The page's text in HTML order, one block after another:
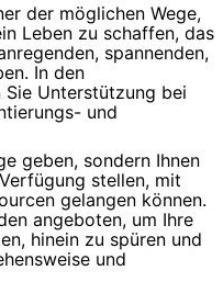
der möglichen Wege,
Leben zu schaffen, das
spannenden,
In den
Unterstützung bei
und
geben, sondern Ihnen
stellen, mit
gelangen können.
angeboten, um Ihre
hinein zu spüren und
und